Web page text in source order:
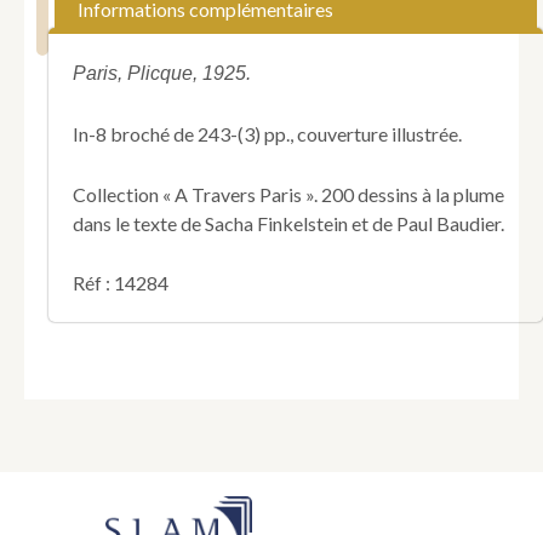
Quartier
Informations complémentaires
Paris, Plicque, 1925.
In-8 broché de 243-(3) pp., couverture illustrée.
Collection « A Travers Paris ». 200 dessins à la plume
dans le texte de Sacha Finkelstein et de Paul Baudier.
Réf : 14284